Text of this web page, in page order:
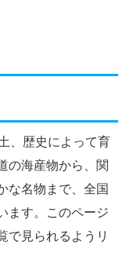
、歴史によって育
の海産物から、関
な名物まで、全国
ます。このページ
で見られるようリ